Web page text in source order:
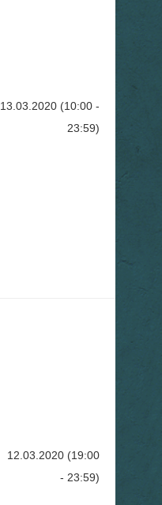
13.03.2020 (10:00 -
23:59)
12.03.2020 (19:00
- 23:59)